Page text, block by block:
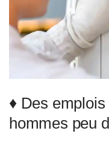
♦ Des
hommes peu